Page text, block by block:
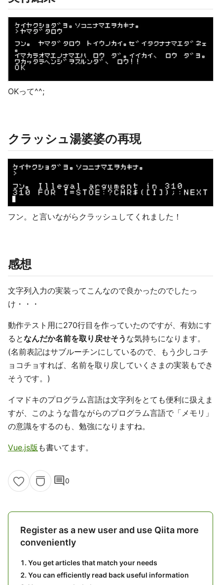
OKって^^;
クラッシュ湯婆婆の再現
フン。と言いながらクラッシュしてくれました！
感想
文字列入力の実装ってこんなので良かったのでしたっ
け・・・
動作テスト用に270行目を作っていたのですが、有効にす
るとなんだか名前を取り戻せそう な気持ちになります。
(名前表記はサブルーチンにしているので、もう少しコチ
ョコチョすれば、名前を取り戻していくさまの実装もでき
そうです。)
イマドキのプログラム言語は文字列をとても便利に扱えま
すが、このような昔ながらのプログラム言語で「メモリ」
の意識をするのも、勉強になりますね。
Vue.js版 も書いてます。
comment0
Register as a new user and use Qiita more
conveniently
You get articles that match your needs
You can efficiently read back useful information